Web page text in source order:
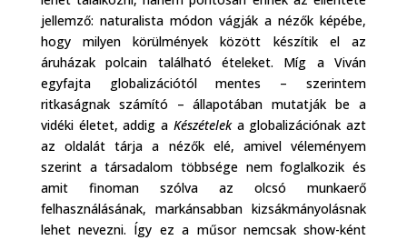
jellemző: naturalista módon vágják a nézők képébe,
hogy milyen körülmények között készítik el az
áruházak polcain található ételeket. Míg a Viván
egyfajta globalizációtól mentes – szerintem
ritkaságnak számító – állapotában mutatják be a
vidéki életet, addig a Készételeka globalizációnak azt
az oldalát tárja a nézők elé, amivel véleményem
szerint a társadalom többsége nem foglalkozik és
amit finoman szólva az olcsó munkaerő
felhasználásának, markánsabban kizsákmányolásnak
lehet nevezni. Így ez a műsor nemcsak show-ként